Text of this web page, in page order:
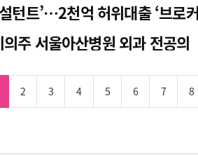
턴트’…2천억 허위대출 ‘브로
주 서울아산병원 외과 전공의
2 3 4 5 6 7 8